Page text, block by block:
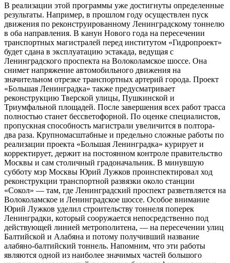
В реализации этой программы уже достигнуты определенные
результаты. Например, в прошлом году осуществлен пуск
движения по реконструированному Ленинградскому тоннелю
в оба направления. В канун Нового года на пересечении
транспортных магистралей перед институтом «Гидропроект»
будет сдана в эксплуатацию эстакада, ведущая с
Ленинградского проспекта на Волоколамское шоссе. Она
снимет напряжение автомобильного движения на
значительном отрезке транспортных артерий города. Проект
«Большая Ленинградка» также предусматривает
реконструкцию Тверской улицы, Пушкинской и
Триумфальной площадей. После завершения всех работ трасса
полностью станет бессветофорной. По оценке специалистов,
пропускная способность магистрали увеличится в полтора-
два раза. Крупномасштабные и предельно сложные работы по
реализации проекта «Большая Ленинградка» курирует и
корректирует, держит на постоянном контроле правительство
Москвы и сам столичный градоначальник. В минувшую
субботу мэр Москвы Юрий Лужков проинспектировал ход
реконструкции транспортной развязки около станции
«Сокол» — там, где Ленинградский проспект разветвляется на
Волоколамское и Ленинградское шоссе. Особое внимание
Юрий Лужков уделил строительству тоннеля поперек
Ленинградки, который сооружается непосредственно под
действующей линией метрополитена, — на пересечении улиц
Балтийской и Алабяна и потому получивший название
алабяно-балтийский тоннель. Напомним, что эти работы
являются одной из наиболее значимых частей большого